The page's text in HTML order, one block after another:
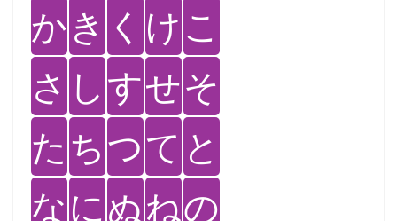
かき く けこ
さ しすせそ
た ちつて と
なにぬねの